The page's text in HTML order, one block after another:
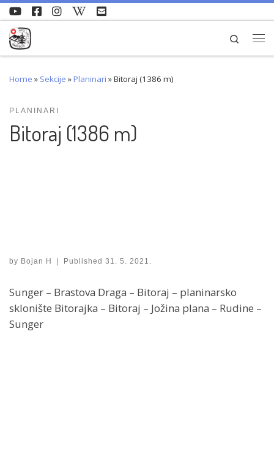
Skip to content
Search
Home » Sekcije »Planinari »Bitoraj (1386 m)
PLANINARI
Bitoraj (1386 m)
by Bojan H | Published 31. 5. 2021.
Sunger – Brastova Draga – Bitoraj – planinarsko
sklonište Bitorajka – Bitoraj – Jožina plana – Rudine –
Sunger